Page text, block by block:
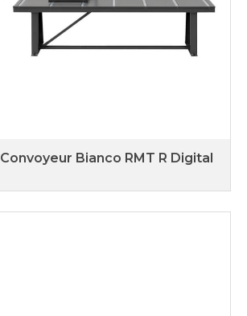
Convoyeur Bianco RMT R Digital